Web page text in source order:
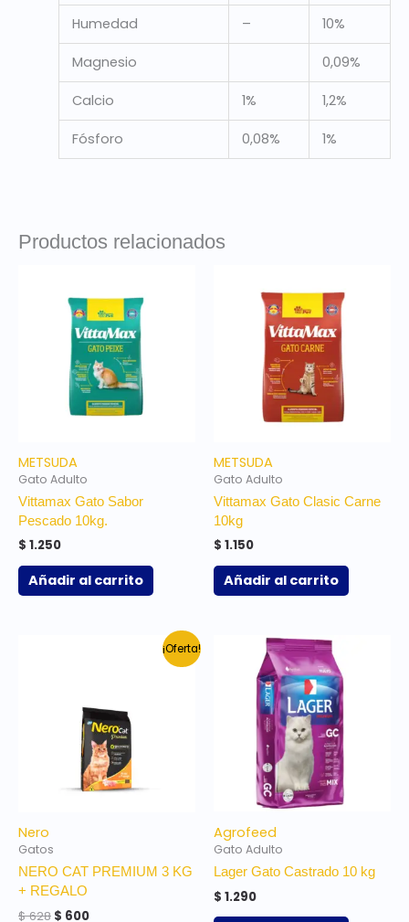
Humedad – 10%
Magnesio 0,09%
Calcio 1% 1,2%
Fósforo 0,08% 1%
Productos relacionados
METSUDA
Gato Adulto
Vittamax Gato Sabor
Pescado 10kg.
$ 1.250
Añadir al carrito
METSUDA
Gato Adulto
Vittamax Gato Clasic Carne
10kg
$ 1.150
Añadir al carrito
¡Oferta!
Nero
Gatos
NERO CAT PREMIUM 3 KG
+ REGALO
$628
$ 628.
$ 600
$ 600.
Agrofeed
Gato Adulto
Lager Gato Castrado 10 kg
$ 1.290